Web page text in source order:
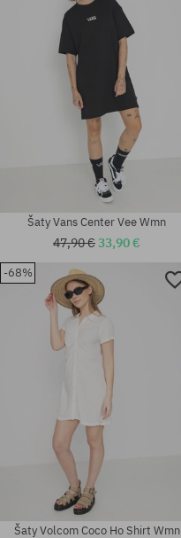
Dostupné veľkosti:
Šaty Vans Center Vee Wmn
47,90 €33,90 €
-68%
Šaty Volcom Coco Ho Shirt Wmn